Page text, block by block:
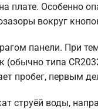
плате. Особенно
вокруг
панели. При
(обычно типа
пробег, первым
струёй воды,